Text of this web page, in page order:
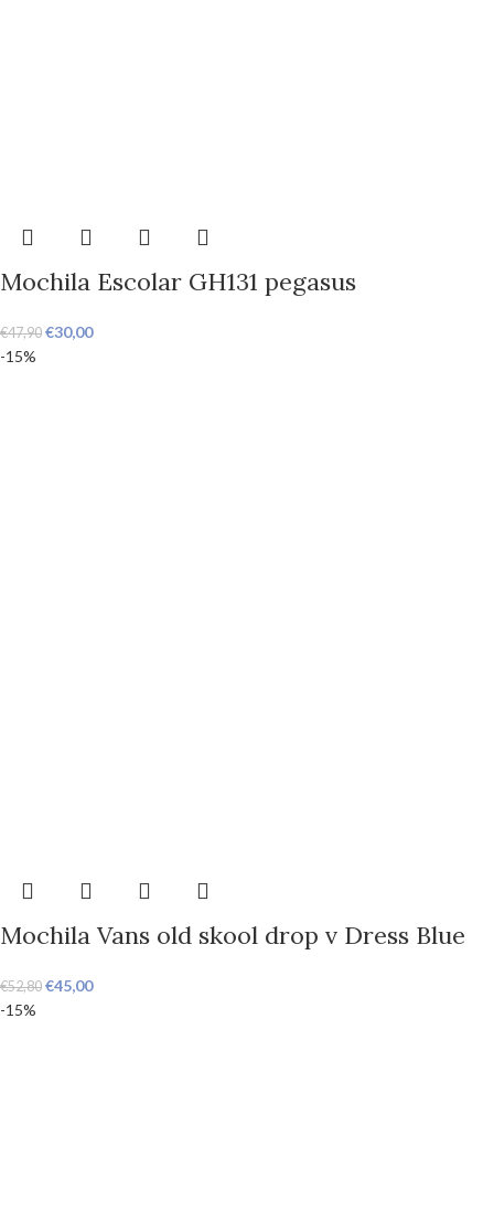
Mochila Escolar GH131 pegasus
€47,90 €30,00
-15%
Mochila Vans old skool drop v Dress Blue
€52,80 €45,00
-15%